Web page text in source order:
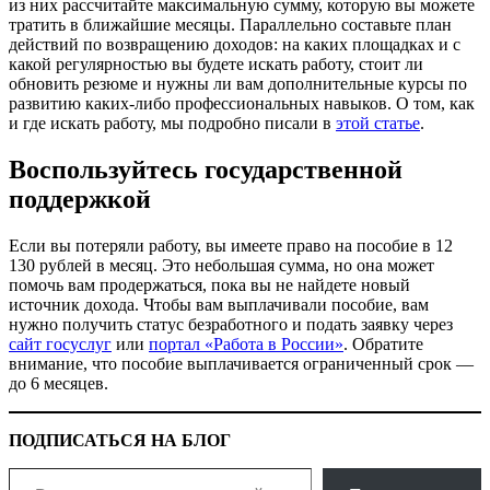
из них рассчитайте максимальную сумму, которую вы можете
тратить в ближайшие месяцы. Параллельно составьте план
действий по возвращению доходов: на каких площадках и с
какой регулярностью вы будете искать работу, стоит ли
обновить резюме и нужны ли вам дополнительные курсы по
развитию каких-либо профессиональных навыков. О том, как
и где искать работу, мы подробно писали в этой статье.
Воспользуйтесь государственной
поддержкой
Если вы потеряли работу, вы имеете право на пособие в 12
130 рублей в месяц. Это небольшая сумма, но она может
помочь вам продержаться, пока вы не найдете новый
источник дохода. Чтобы вам выплачивали пособие, вам
нужно получить статус безработного и подать заявку через
сайт госуслуг или портал «Работа в России». Обратите
внимание, что пособие выплачивается ограниченный срок —
до 6 месяцев.
ПОДПИСАТЬСЯ НА БЛОГ
Введите адрес электронной почты…